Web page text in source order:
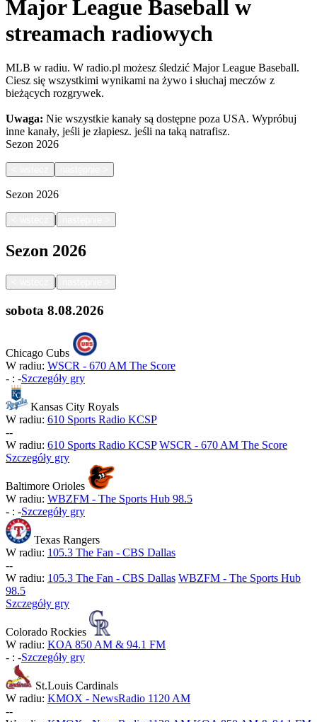
Major League Baseball w
streamach radiowych
MLB w radiu. W radio.pl możesz śledzić Major League Baseball.
Ciesz się wszystkimi wynikami na żywo i słuchaj meczów z
bieżących rozgrywek.
Uwaga: Nie wszystkie kanały są dostępne poza USA. Wypróbuj
inne kanały, jeśli je złapiesz. jeśli na taką natrafisz.
Sezon 2026
Sezon 2026
|
Sezon 2026
|
sobota 8.08.2026
Chicago Cubs
W radiu: WSCR - 670 AM The Score
- : -Szczegóły gry
Kansas City Royals
W radiu: 610 Sports Radio KCSP
--
W radiu: 610 Sports Radio KCSP WSCR - 670 AM The Score
Szczegóły gry
Baltimore Orioles
W radiu: WBZFM - The Sports Hub 98.5
- : -Szczegóły gry
Texas Rangers
W radiu: 105.3 The Fan - CBS Dallas
--
W radiu: 105.3 The Fan - CBS Dallas WBZFM - The Sports Hub
98.5
Szczegóły gry
Colorado Rockies
W radiu: KOA 850 AM & 94.1 FM
- : -Szczegóły gry
St.Louis Cardinals
W radiu: KMOX - NewsRadio 1120 AM
--